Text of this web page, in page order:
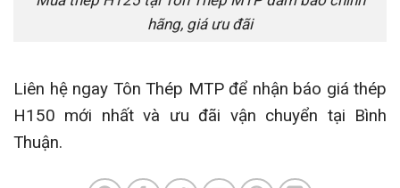
hãng, giá ưu đãi
Liên hệ ngay Tôn Thép MTP để nhận báo giá thép
H150 mới nhất và ưu đãi vận chuyển tại Bình
Thuận.